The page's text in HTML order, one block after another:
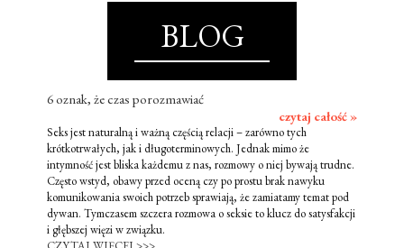
BLOG
6 oznak, że czas porozmawiać
czytaj całość »
Seks jest naturalną i ważną częścią relacji – zarówno tych
krótkotrwałych, jak i długoterminowych. Jednak mimo że
intymność jest bliska każdemu z nas, rozmowy o niej bywają trudne.
Często wstyd, obawy przed oceną czy po prostu brak nawyku
komunikowania swoich potrzeb sprawiają, że zamiatamy temat pod
dywan. Tymczasem szczera rozmowa o seksie to klucz do satysfakcji
i głębszej więzi w związku.